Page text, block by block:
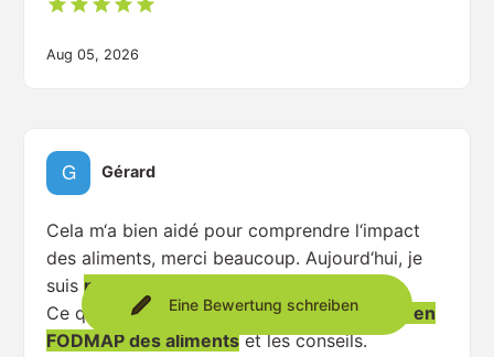
Eine Bewertung schreiben
Aug 05, 2026
Gérard
Cela m‘a bien aidé pour comprendre l‘impact
des aliments, merci beaucoup. Aujourd‘hui, je
suis plus autonome
Ce qui m‘a le plus aidé c‘est la composition en
FODMAP des alimentset les conseils.